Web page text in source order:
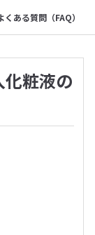
くある質問（FAQ）
粧液の